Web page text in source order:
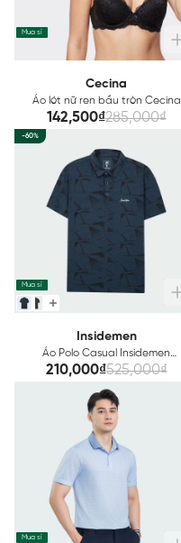
Mua sỉ
Cecina
Áo lót nữ ren bầu tròn Cecina
CBR00408
142,500₫285,000₫
-60%
Mua sỉ
Insidemen
Áo Polo Casual Insidemen
IPS069S2
210,000₫525,000₫
Mua sỉ